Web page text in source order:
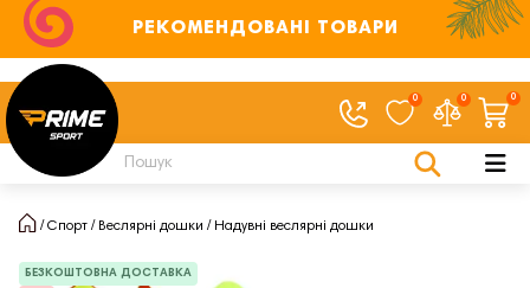
РЕКОМЕНДОВАНІ ТОВАРИ
0 0 0
Спорт Веслярні дошки Надувні веслярні дошки
БЕЗКОШТОВНА ДОСТАВКА